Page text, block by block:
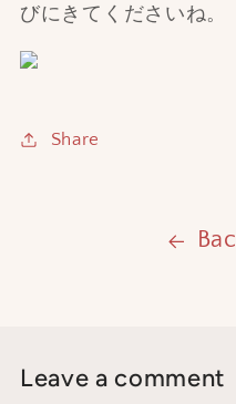
びにきてくださいね。
Share
Leave a comment